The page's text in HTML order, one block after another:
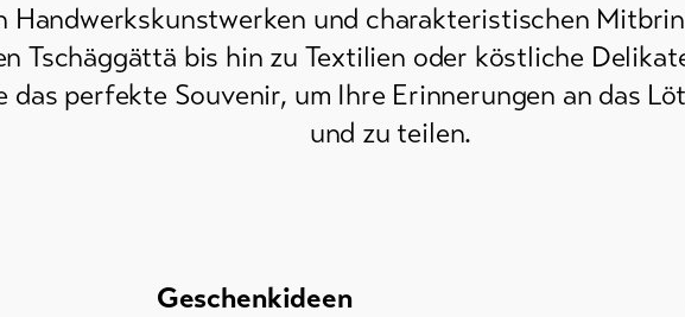
Handwerkskunstwerken und charakteristischen
Tschäggättä bis hin zu Textilien oder köstliche
das perfekte Souvenir, um Ihre Erinnerungen an das
und zu teilen.
Geschenkideen